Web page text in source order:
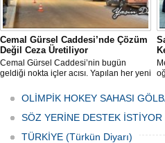
Cemal Gürsel Caddesi’nde Çözüm
Değil Ceza Üretiliyor
Cemal Gürsel Caddesi’nin bugün
geldiği nokta içler acısı. Yapılan her yeni
adeta başka bir noktaya taşıyor
OLİMPİK HOKEY SAHASI
SÖZ YERİNE DESTEK İSTİYOR
TÜRKİYE (Türkün Diyarı)